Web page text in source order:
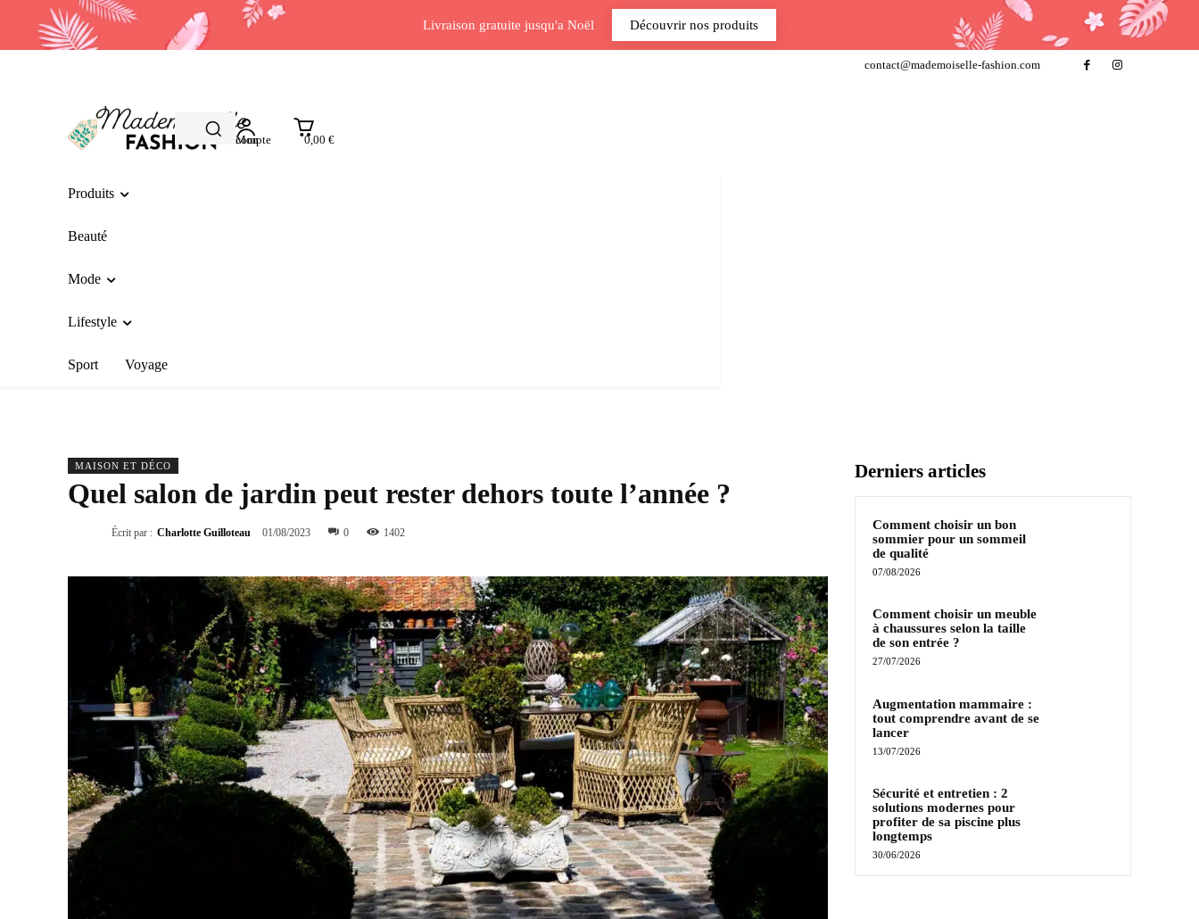
Livraison gratuite jusqu'a Noël Découvrir nos produits
contact@mademoiselle-fashion.com
Mon compte 0,00 €
Produits
Beauté
Mode
Lifestyle
Sport Voyage
MAISON ET DÉCO
Quel salon de jardin peut rester dehors toute l’année ?
Écrit par : Charlotte Guilloteau 01/08/2023 0 1402
Derniers articles
Comment choisir un bon
sommier pour un sommeil
de qualité
07/08/2026
Comment choisir un meuble
à chaussures selon la taille
de son entrée ?
27/07/2026
Augmentation mammaire :
tout comprendre avant de se
lancer
13/07/2026
Sécurité et entretien : 2
solutions modernes pour
profiter de sa piscine plus
longtemps
30/06/2026